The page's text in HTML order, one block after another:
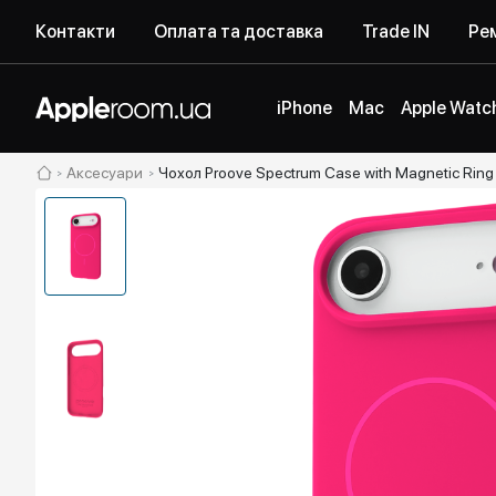
Контакти Оплата та доставка Trade IN
iPhone Mac Apple
Аксесуари Чохол Proove Spectrum Case with Magnetic Ring